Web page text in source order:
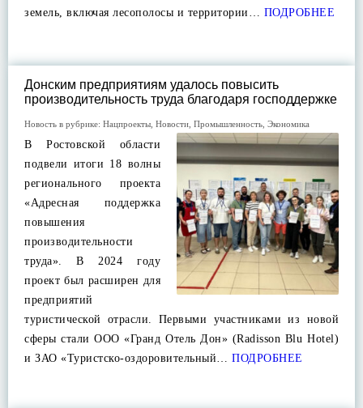
земель, включая лесополосы и территории… ПОДРОБНЕЕ
Донским предприятиям удалось повысить
производительность труда благодаря господдержке
Новость в рубрике: Нацпроекты Новости Промышленность Экономика
В Ростовской области
подвели итоги 18 волны
регионального проекта
«Адресная поддержка
повышения
производительности
труда». В 2024 году
проект был расширен для
предприятий
туристической отрасли. Первыми участниками из новой
сферы стали ООО «Гранд Отель Дон» (Radisson Blu Hotel)
и ЗАО «Туристско-оздоровительный… ПОДРОБНЕЕ